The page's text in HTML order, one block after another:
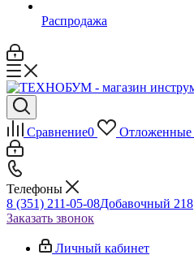
Распродажа
Сравнение0 Отложенные
Телефоны
8 (351) 211-05-08Добавочный 218
Заказать звонок
Личный кабинет